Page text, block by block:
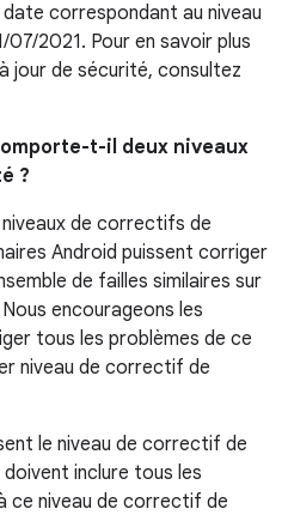
correspondant au niveau
2021. Pour en savoir plus
jour de sécurité, consultez
t-il deux niveaux
?
de correctifs de
Android puissent corriger
de failles similaires sur
encourageons les
tous les problèmes de ce
niveau de correctif de
le niveau de correctif de
inclure tous les
ce niveau de correctif de